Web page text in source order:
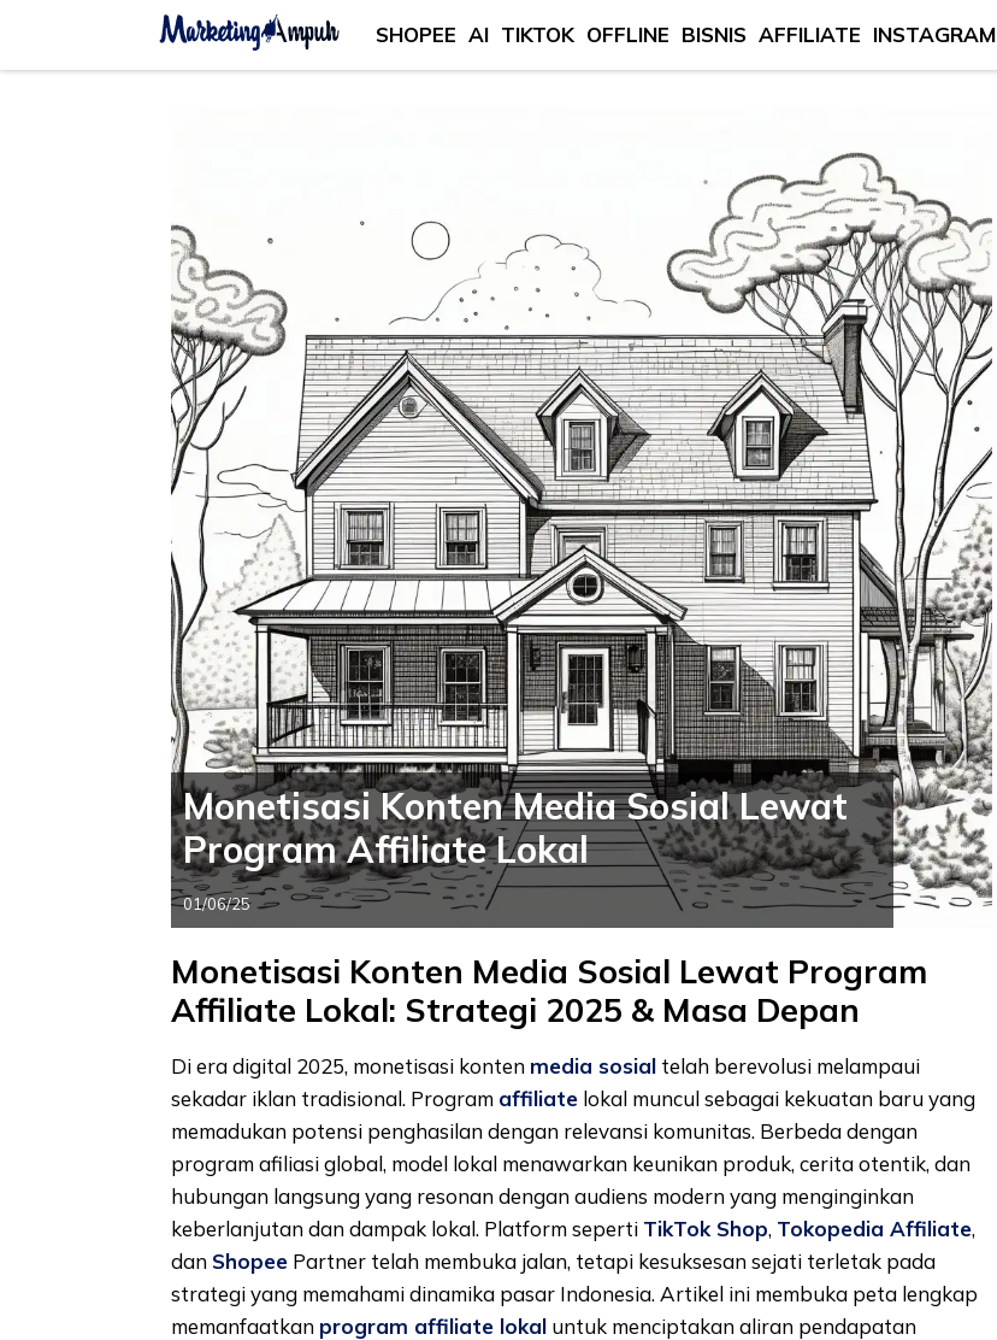
SHOPEE AI TIKTOK OFFLINE BISNIS AFFILIATE INSTAGRAM
Monetisasi Konten Media Sosial Lewat
Program Affiliate Lokal
01/06/25
Monetisasi Konten Media Sosial Lewat Program
Affiliate Lokal: Strategi 2025 & Masa Depan
Di era digital 2025, monetisasi konten media sosial telah berevolusi melampaui
sekadar iklan tradisional. Program affiliate lokal muncul sebagai kekuatan baru yang
memadukan potensi penghasilan dengan relevansi komunitas. Berbeda dengan
program afiliasi global, model lokal menawarkan keunikan produk, cerita otentik, dan
hubungan langsung yang resonan dengan audiens modern yang menginginkan
keberlanjutan dan dampak lokal. Platform seperti TikTok Shop, Tokopedia Affiliate,
dan Shopee Partner telah membuka jalan, tetapi kesuksesan sejati terletak pada
strategi yang memahami dinamika pasar Indonesia. Artikel ini membuka peta lengkap
memanfaatkan program affiliate lokal untuk menciptakan aliran pendapatan